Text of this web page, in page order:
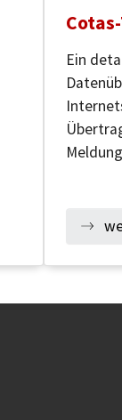
Ein